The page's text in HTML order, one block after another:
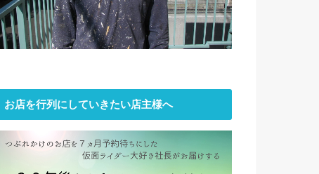
お店を行列にしていきたい店主様へ